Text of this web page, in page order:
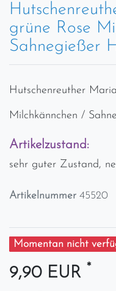
grüne Rose
Sahnegießer
Hutschenreuther
Milchkännchen /
Artikelzustand:
sehr guter Zustand,
Artikelnummer 45520
Momentan nicht
9,90 EUR *